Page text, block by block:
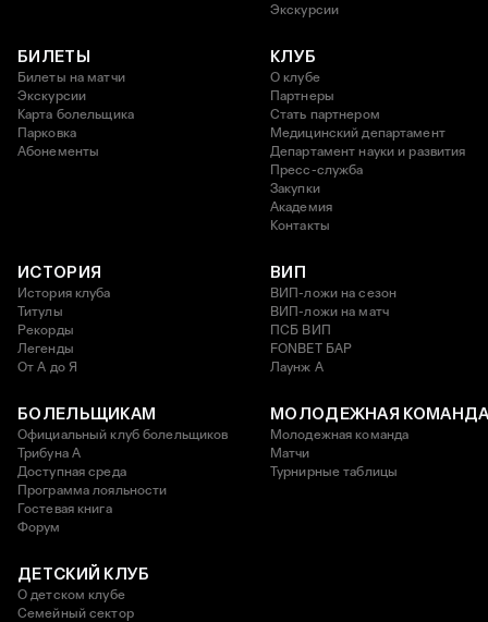
Экскурсии
БИЛЕТЫ
Билеты на матчи
Экскурсии
Карта болельщика
Парковка
Абонементы
КЛУБ
О клубе
Партнеры
Стать партнером
Медицинский департамент
Департамент науки и развития
Пресс-служба
Закупки
Академия
Контакты
ИСТОРИЯ
История клуба
Титулы
Рекорды
Легенды
От А до Я
ВИП
ВИП-ложи на сезон
ВИП-ложи на матч
ПСБ ВИП
FONBET БАР
Лаунж A
БОЛЕЛЬЩИКАМ
Официальный клуб болельщиков
Трибуна А
Доступная среда
Программа лояльности
Гостевая книга
Форум
МОЛОДЕЖНАЯ
Молодежная команда
Матчи
Турнирные таблицы
ДЕТСКИЙ КЛУБ
О детском клубе
Семейный сектор